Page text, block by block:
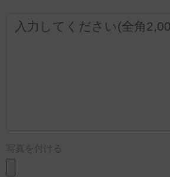
写真を付ける